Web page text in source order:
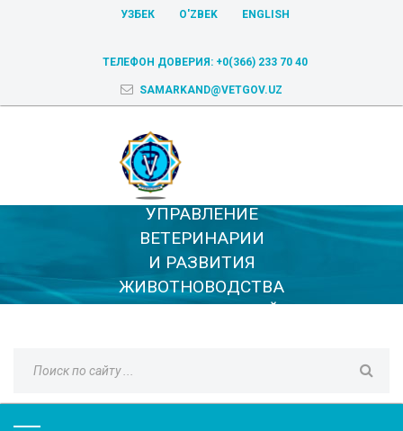
УЗБЕК O'ZBEK ENGLISH
ТЕЛЕФОН ДОВЕРИЯ: +0(366) 233 70 40
SAMARKAND@VETGOV.UZ
УПРАВЛЕНИЕ
ВЕТЕРИНАРИИ
И РАЗВИТИЯ
ЖИВОТНОВОДСТВА
САМАРКАНДСКОЙ